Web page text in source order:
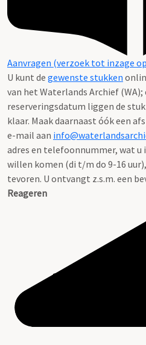
Aanvragen (verzoek tot inzage
U kunt de gewenste stukken
van het Waterlands Archief (WA);
reserveringsdatum liggen de
klaar. Maak daarnaast óók een
e-mail aan
adres en telefoonnummer, wat u
willen komen (di t/m do 9-16
tevoren. U ontvangt z.s.m. een
Reageren